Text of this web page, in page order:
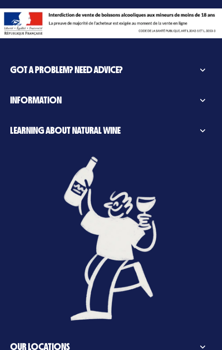
GOT A PROBLEM? NEED ADVICE?
INFORMATION
LEARNING ABOUT NATURAL WINE
OUR LOCATIONS